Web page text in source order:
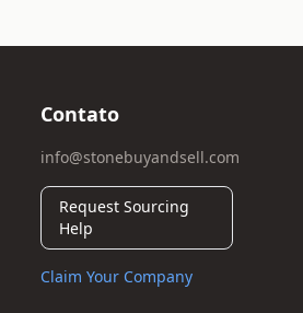
Contato
info@stonebuyandsell.com
Request Sourcing
Help
Claim Your Company